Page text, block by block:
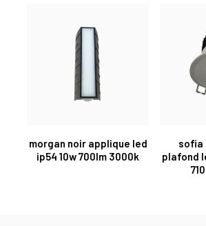
morgan noir applique led
ip54 10w 700lm 3000k
sofia
plafond